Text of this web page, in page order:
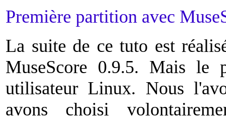
Première partition avec
La suite de ce tuto est
MuseScore 0.9.5. Mais le
utilisateur Linux. Nous
avons choisi